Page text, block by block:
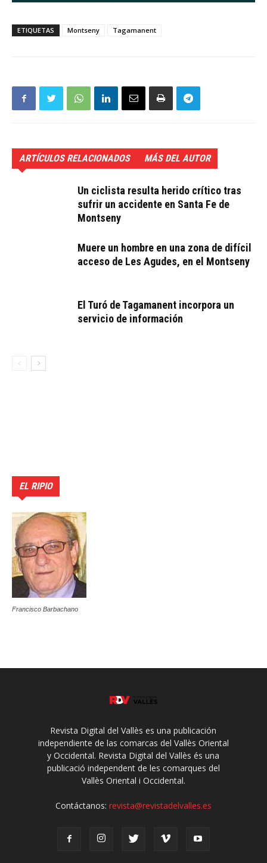
ETIQUETAS Montseny Tagamanent
ARTÍCULOS RELACIONADOS MÁS DEL AUTOR
Un ciclista resulta herido crítico tras
sufrir un accidente en Santa Fe de
Montseny
Muere un hombre en una zona de difícil
acceso de Les Agudes, en el Montseny
El Turó de Tagamanent incorpora un
servicio de información
EL RIPIO
Francisco Barbachano
Revista Digital del Vallès es una publicación
independiente de las comarcas del Vallès Oriental
y Occidental. Revista Digital del Vallès és una
publicació independent de les comarques del
Vallès Oriental i Occidental.
Contáctanos: revista@revistadelvalles.es